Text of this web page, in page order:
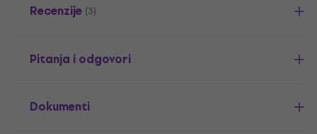
Recenzije (3)
Pitanja i odgovori
Dokumenti